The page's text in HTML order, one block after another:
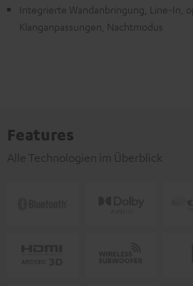
Integrierte Wandanbringung, Line-In,
Klanganpassungen, Nachtmodus
Features
Alle Technologien im Überblick